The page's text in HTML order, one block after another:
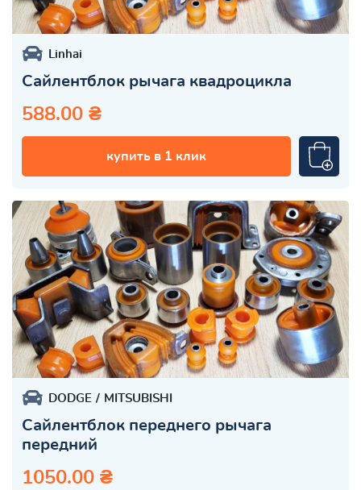
Linhai
Сайлентблок рычага квадроцикла
588.00 ₴
купить в 1 клик
DODGE MITSUBISHI
Сайлентблок переднего рычага
передний
1050.00 ₴